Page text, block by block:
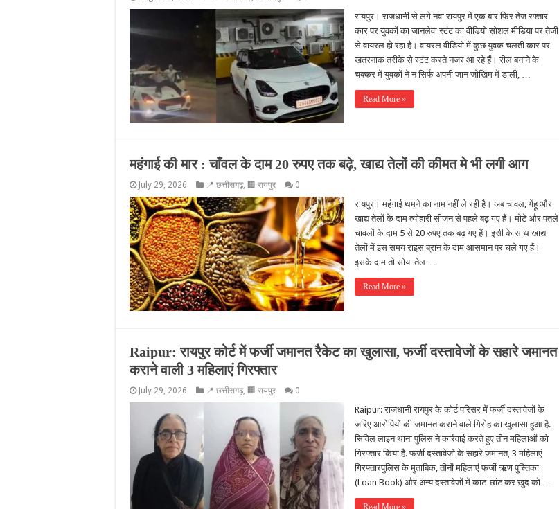
रायपुर। राजधानी से लगे नवा रायपुर में एक बार फिर तेज रफ्तार
कार पर युवकों का जानलेवा स्टंट का वीडियो सोशल मीडिया पर तेजी
से वायरल हो रहा है। वायरल वीडियो में कुछ युवक चलती कार पर
खतरनाक तरीके से स्टंट करते नजर आ रहे हैं। रील बनाने के
चक्कर में युवकों ने न सिर्फ अपनी जान जोखिम में डाली, …
Read More »
महंगाई की मार : चाँवल के दाम 20 रुपए तक बढ़े, खाद्य तेलों की कीमत मे भी लगी आग
July 29, 2026 📍 छत्तीसगढ़, 🏢 रायपुर 0
रायपुर। महंगाई थमने का नाम नहीं ले रही है। अब चावल, गेंहू और
खाद्य तेलों के दाम त्योहारी सीजन से पहले बढ़ गए हैं। मोटे और पतले
चावलों के दाम 5 से 20 रुपए तक बढ़ गए हैं। इसी के साथ खाद्य
तेलों में इस समय राइस ब्रान के दाम आसमान पर चले गए हैं।
इसके दाम तो सोया तेल …
Read More »
Raipur: रायपुर कोर्ट में फर्जी जमानत रैकेट का खुलासा, फर्जी दस्तावेजों के सहारे जमानत
कराने वाली 3 महिलाएं गिरफ्तार
July 29, 2026 📍 छत्तीसगढ़, 🏢 रायपुर 0
Raipur: राजधानी रायपुर के कोर्ट परिसर में फर्जी दस्तावेजों के
जरिए आरोपियों की जमानत कराने वाले गिरोह का खुलासा हुआ है.
सिविल लाइन थाना पुलिस ने कार्रवाई करते हुए तीन महिलाओं को
गिरफ्तार किया है. फर्जी दस्तावेजों के सहारे जमानत, 3 महिलाएं
गिरफ्तारपुलिस के मुताबिक, तीनों महिलाएं फर्जी ऋण पुस्तिका
(Loan Book) और अन्य दस्तावेजों में काट-छांट कर खुद को …
Read More »